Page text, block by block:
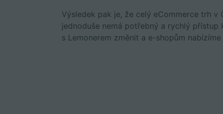
Výsledek pak je, že celý eCommerce trh
jednoduše nemá potřebný a rychlý
s Lemonerem změnit a e-shopům